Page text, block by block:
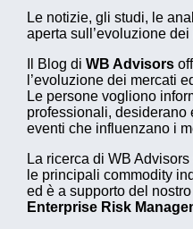
Le notizie, gli studi, le
aperta sull’evoluzione dei
Il Blog di WB Advisors
l’evoluzione dei mercati
Le persone vogliono
professionali, desiderano
eventi che influenzano i
La ricerca di WB
le principali commodity
ed è a supporto del
Enterprise Risk